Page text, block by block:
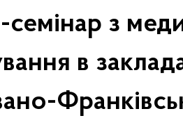
з
в